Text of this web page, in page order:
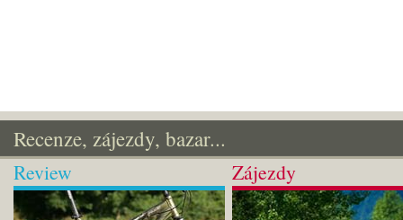
Recenze, zájezdy, bazar...
Review Zájezdy